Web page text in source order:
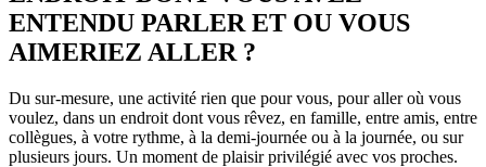
ENTENDU PARLER ET OU VOUS
AIMERIEZ ALLER ?
Du sur-mesure, une activité rien que pour vous, pour aller où vous
voulez, dans un endroit dont vous rêvez, en famille, entre amis, entre
collègues, à votre rythme, à la demi-journée ou à la journée, ou sur
plusieurs jours. Un moment de plaisir privilégié avec vos proches.